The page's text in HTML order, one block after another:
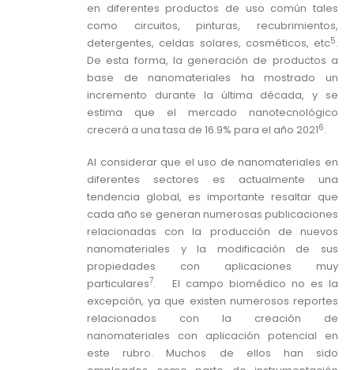
en diferentes productos de uso común tales
como circuitos, pinturas, recubrimientos,
detergentes, celdas solares, cosméticos, etc5.
De esta forma, la generación de productos a
base de nanomateriales ha mostrado un
incremento durante la última década, y se
estima que el mercado nanotecnológico
crecerá a una tasa de 16.9% para el año 20216.
Al considerar que el uso de nanomateriales en
diferentes sectores es actualmente una
tendencia global, es importante resaltar que
cada año se generan numerosas publicaciones
relacionadas con la producción de nuevos
nanomateriales y la modificación de sus
propiedades con aplicaciones muy
particulares7. El campo biomédico no es la
excepción, ya que existen numerosos reportes
relacionados con la creación de
nanomateriales con aplicación potencial en
este rubro. Muchos de ellos han sido